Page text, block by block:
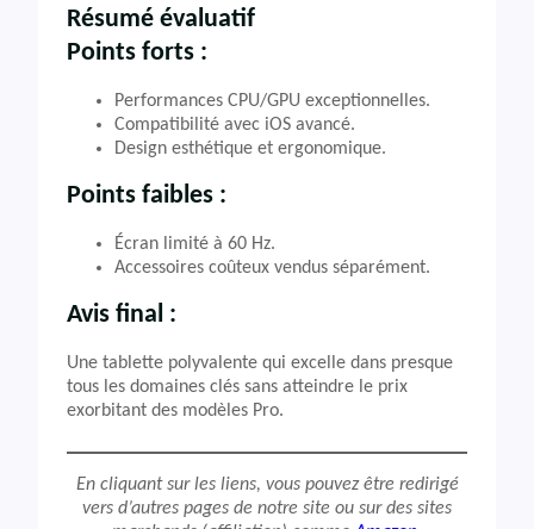
Résumé évaluatif
Points forts :
Performances CPU/GPU exceptionnelles.
Compatibilité avec iOS avancé.
Design esthétique et ergonomique.
Points faibles :
Écran limité à 60 Hz.
Accessoires coûteux vendus séparément.
Avis final :
Une tablette polyvalente qui excelle dans presque
tous les domaines clés sans atteindre le prix
exorbitant des modèles Pro.
En cliquant sur les liens, vous pouvez être redirigé
vers d’autres pages de notre site ou sur des sites